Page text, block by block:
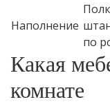
Наполнение
по
Какая
комнате